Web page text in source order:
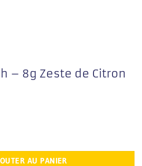
– 8g Zeste de Citron
AU PANIER